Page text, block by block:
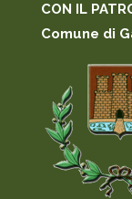
CON IL
Comune di